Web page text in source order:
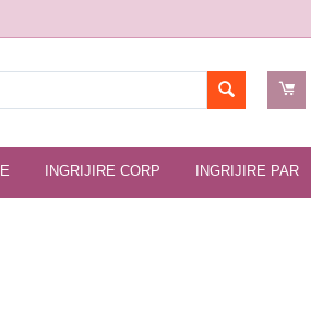
INGRIJIRE CORP INGRIJIRE PAR